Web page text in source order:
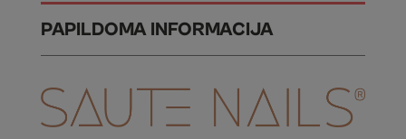
PAPILDOMA INFORMACIJA